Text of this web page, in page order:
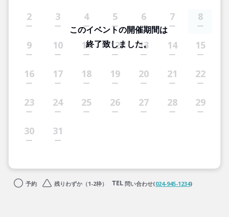
2 3 4 5 6 7 8
9 10 11 12 13 14 15
16 17 18 19 20 21 22
23 24 25 26 27 28 29
30 31
このイベントの開催期間は
終了致しました。
予約 残りわずか（1-2枠） 問い合わせ(024-945-1234)